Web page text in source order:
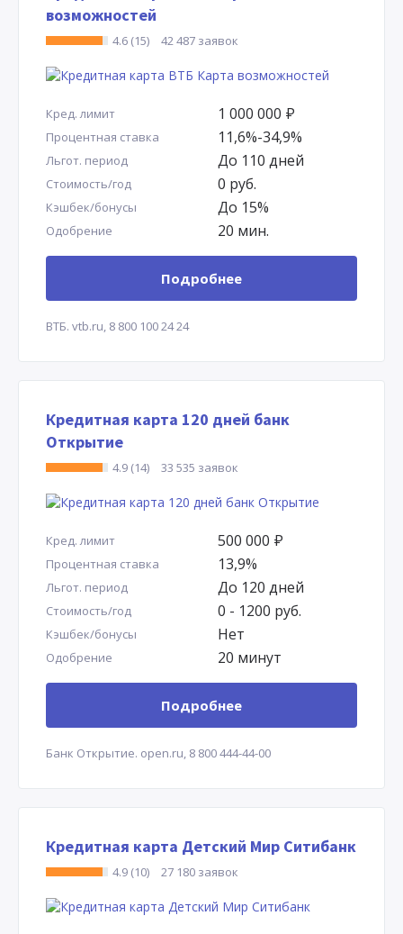
возможностей
4.6 (15) 42 487 заявок
Кред. лимит 1 000 000 Р
Процентная ставка 11,6%-34,9%
Льгот. период До 110 дней
Стоимость/год 0 руб.
Кэшбек/бонусы До 15%
Одобрение 20 мин.
Подробнее
ВТБ. vtb.ru, 8 800 100 24 24
Кредитная карта 120 дней банк
Открытие
4.9 (14) 33 535 заявок
Кред. лимит 500 000 Р
Процентная ставка 13,9%
Льгот. период До 120 дней
Стоимость/год 0 - 1200 руб.
Кэшбек/бонусы Нет
Одобрение 20 минут
Подробнее
Банк Открытие. open.ru, 8 800 444-44-00
Кредитная карта Детский Мир Ситибанк
4.9 (10) 27 180 заявок